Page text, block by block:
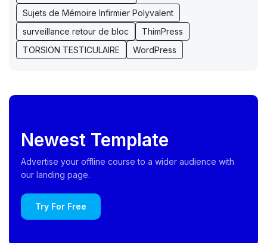
Sujets de Mémoire Infirmier Polyvalent
surveillance retour de bloc
ThimPress
TORSION TESTICULAIRE
WordPress
Newest Template
Advertise your offline course to a wider audience with
our landing page.
Try For Free